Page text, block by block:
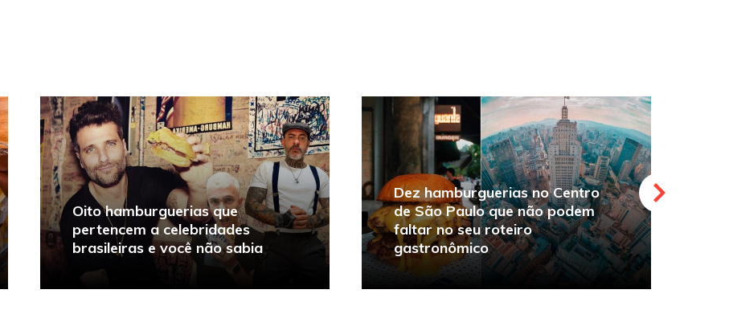
Oito hamburguerias que
pertencem a celebridades
brasileiras e você não sabia
Dez hamburguerias no Centro
de São Paulo que não podem
faltar no seu roteiro
gastronômico